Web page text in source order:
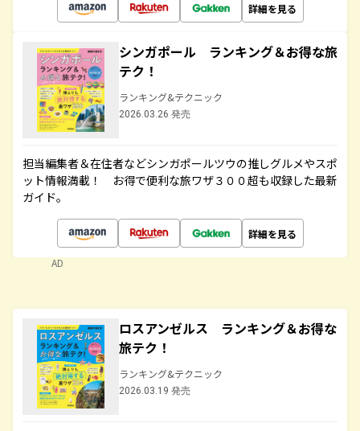
詳細を見る
シンガポール ランキング＆お得な旅
テク！
ランキング&テクニック
2026.03.26 発売
担当編集者＆在住者などシンガポールツウの推しグルメやスポ
ット情報満載！ お得で便利な旅ワザ３００超も収録した最新
ガイド。
詳細を見る
AD
ロスアンゼルス ランキング＆お得な
旅テク！
ランキング&テクニック
2026.03.19 発売